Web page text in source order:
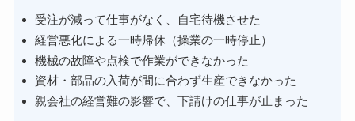
受注が減って仕事がなく、自宅待機させた
経営悪化による一時帰休（操業の一時停止）
機械の故障や点検で作業ができなかった
資材・部品の入荷が間に合わず生産できなかった
親会社の経営難の影響で、下請けの仕事が止まった